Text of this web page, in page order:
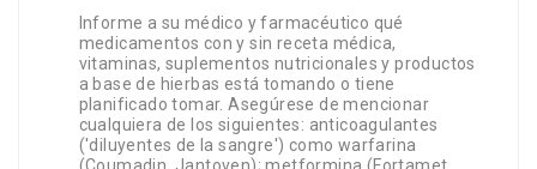
Informe a su médico y farmacéutico qué
medicamentos con y sin receta médica,
vitaminas, suplementos nutricionales y productos
a base de hierbas está tomando o tiene
planificado tomar. Asegúrese de mencionar
cualquiera de los siguientes: anticoagulantes
('diluyentes de la sangre') como warfarina